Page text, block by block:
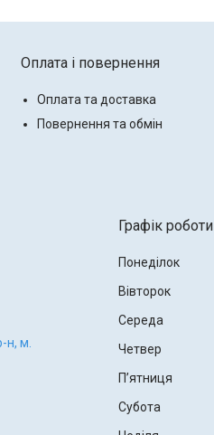
Оплата і повернення
Оплата та доставка
Повернення та обмін
н, м.
Графік роботи
Понеділок
Вівторок
Середа
Четвер
Пʼятниця
Субота